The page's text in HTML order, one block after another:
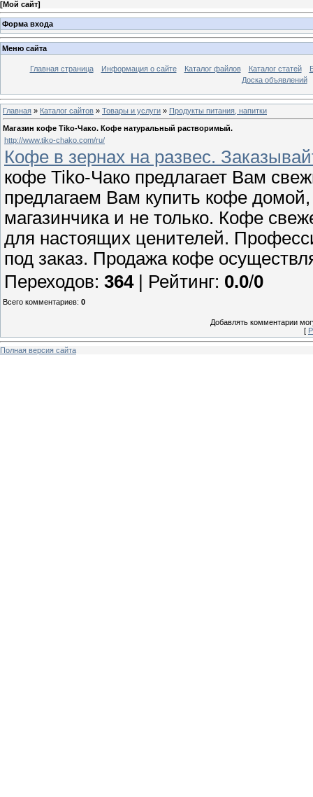
[Мой сайт]
Форма входа
Меню сайта
Главная страница Информация о сайте Каталог файлов Каталог статей
Доска объявлений
Главная » Каталог сайтов » Товары и услуги » Продукты питания, напитки
Магазин кофе Tiko-Чако. Кофе натуральный растворимый.
http://www.tiko-chako.com/ru/
Кофе в зернах на развес.
кофе Tiko-Чако предлагает Вам
предлагаем Вам купить кофе
магазинчика и не только. Кофе
для настоящих ценителей.
под заказ. Продажа кофе
Переходов: 364| Рейтинг: 0.0/0
Всего комментариев: 0
Добавлять комментарии
[
Полная версия сайта